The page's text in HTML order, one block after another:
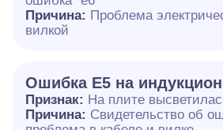
Причина: Проблема
вилкой
Ошибка Е5 на
Признак: На плите
Причина: Свидетельство об